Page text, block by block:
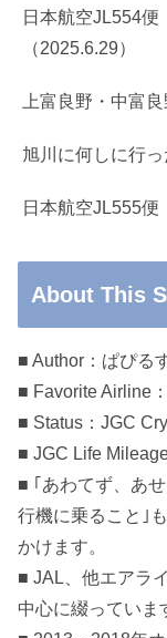
日本航空JL554
（2025.6.29）
上富良野・中富
旭川に何しに行
日本航空JL555
About This
■ Author：ぱぴる
■ Favorite Airline
■ Status：JGC
■ JGC Life
■ ｢あわてず、あ
行機に乗ること｣
かけます。
■ JAL、他エアラ
中心に綴っていま